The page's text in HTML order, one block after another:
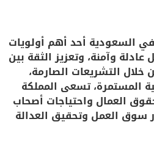
السعودية أحد أهم أولويات
وآمنة، وتعزيز الثقة بين
التشريعات الصارمة،
المستمرة، تسعى المملكة
العمال واحتياجات أصحاب
سوق العمل وتحقيق العدالة